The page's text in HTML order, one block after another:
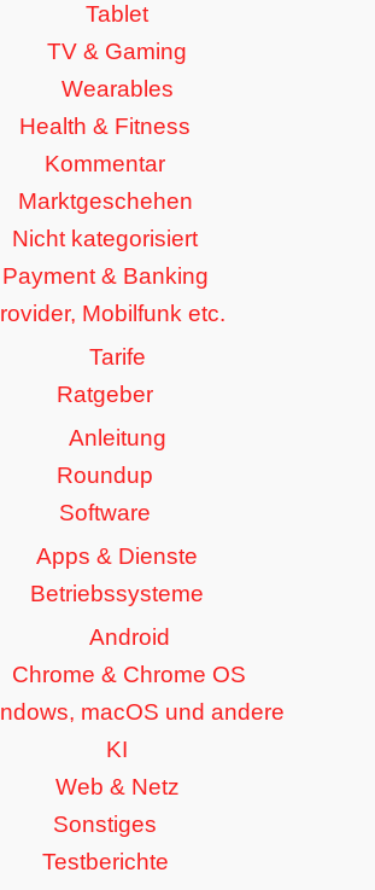
Tablet
TV & Gaming
Wearables
Health & Fitness
Kommentar
Marktgeschehen
Nicht kategorisiert
Payment & Banking
Mobilfunk etc.
Tarife
Ratgeber
Anleitung
Roundup
Software
Apps & Dienste
Betriebssysteme
Android
Chrome & Chrome OS
macOS und andere
KI
Web & Netz
Sonstiges
Testberichte